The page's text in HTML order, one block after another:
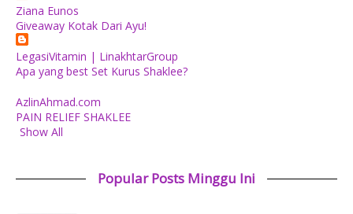
Ziana Eunos
Giveaway Kotak Dari Ayu!
LegasiVitamin | LinakhtarGroup
Apa yang best Set Kurus Shaklee?
AzlinAhmad.com
PAIN RELIEF SHAKLEE
Show All
Popular Posts Minggu Ini